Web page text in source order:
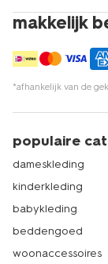
makkelijk
*afhankelijk van de
populaire
dameskleding
kinderkleding
babykleding
beddengoed
woonaccessoires